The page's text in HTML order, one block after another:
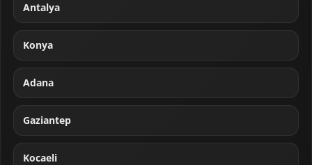
Antalya
Konya
Adana
Gaziantep
Kocaeli